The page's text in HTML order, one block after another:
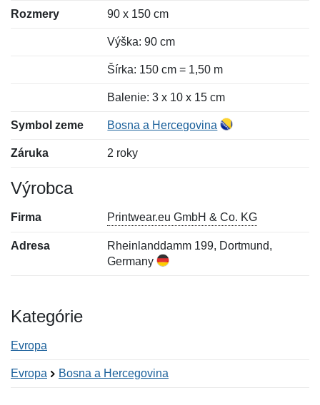
Rozmery 90 x 150 cm
Výška: 90 cm
Šírka: 150 cm = 1,50 m
Balenie: 3 x 10 x 15 cm
Symbol zeme Bosna a Hercegovina
Záruka 2 roky
Výrobca
Firma Printwear.eu GmbH & Co. KG
Adresa
Rheinlanddamm 199, Dortmund,
Germany
Kategórie
Evropa
Evropa Bosna a Hercegovina